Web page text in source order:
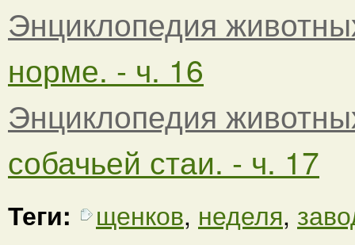
Энциклопедия
норме. - ч. 16
Энциклопедия
собачьей стаи. - ч. 17
Теги: щенков, неделя,